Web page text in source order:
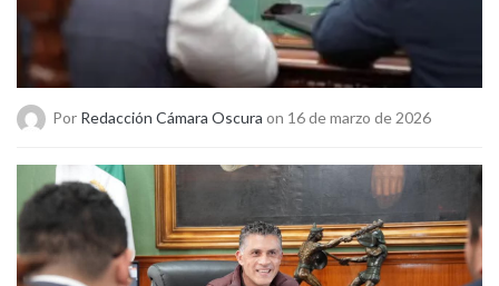
Por Redacción Cámara Oscura on 16 de marzo de 2026